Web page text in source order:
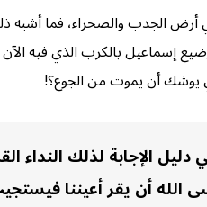
أرض الجدب والصحراء، فما أشبه
إسماعيل بالكرب الذي فيه
يوشك أن يموت من الجوع؟!
الإجابة لذلك النداء
الله أن يقر أعيننا